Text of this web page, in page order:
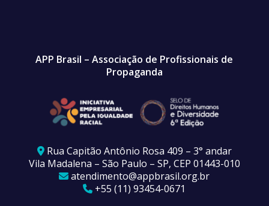
APP Brasil – Associação de Profissionais de
Propaganda
Rua Capitão Antônio Rosa 409 – 3° andar
Vila Madalena – São Paulo – SP, CEP 01443-010
atendimento@appbrasil.org.br
+55 (11) 93454-0671